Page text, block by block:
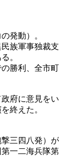
発動）。
族軍事独裁
。
勝利、全市
府に意見をい
終えた。
三四八発）が
一二海兵隊